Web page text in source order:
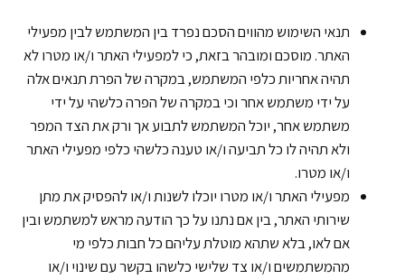
תנאי השימוש מהווים הסכם נפרד בין המשתמש לבין מפעילי
האתר. מוסכם ומובהר בזאת, כי למפעילי האתר ו/או מטרו לא
תהיה אחריות כלפי המשתמש, במקרה של הפרת תנאים אלה
על ידי משתמש אחר וכי במקרה של הפרה כלשהי על ידי
משתמש אחר, יוכל המשתמש לתבוע אך ורק את הצד המפר
ולא תהיה לו כל תביעה ו/או טענה כלשהי כלפי מפעילי האתר
ו/או מטרו.
מפעילי האתר ו/או מטרו יוכלו לשנות ו/או להפסיק את מתן
שירותי האתר, בין אם נתנו על כך הודעה מראש למשתמש ובין
אם לאו, בלא שתהא מוטלת עליהם כל חבות כלפי מי
מהמשתמשים ו/או צד שלישי כלשהו בקשר עם שינוי ו/או